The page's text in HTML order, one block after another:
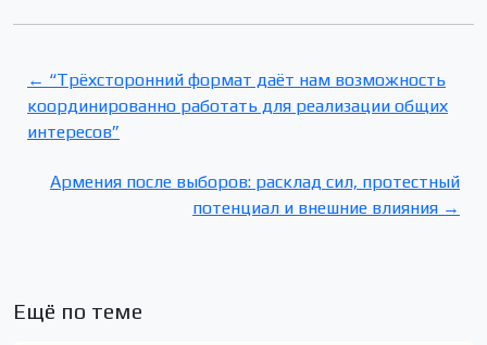
← “Трёхсторонний формат даёт нам возможность
координированно работать для реализации общих
интересов”
Армения после выборов: расклад сил, протестный
потенциал и внешние влияния →
Ещё по теме